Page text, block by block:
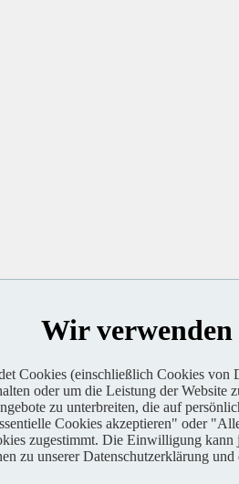
Wir verwenden
Cookies (einschließlich Cookies von
oder um die Leistung der Website
zu unterbreiten, die auf
Cookies akzeptieren" oder
zugestimmt. Die Einwilligung kann
zu unserer Datenschutzerklärung